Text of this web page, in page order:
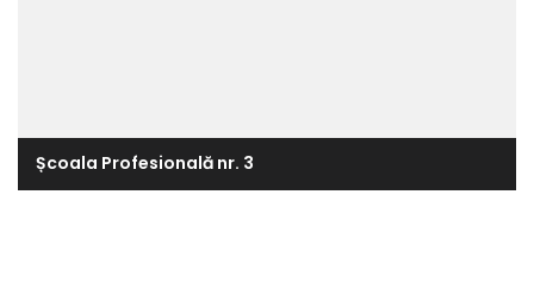
Școala Profesională nr. 3